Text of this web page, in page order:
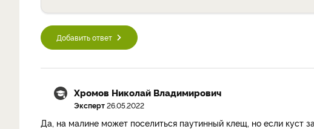
Добавить ответ
Хромов Николай Владимирович
Эксперт26.05.2022
Да, на малине может поселиться паутинный клещ, но если куст